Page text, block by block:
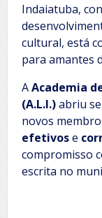
Indaiatuba,
cultural, está
para amantes
AAcademia
(A.L.I.)abriu
novos
efetivose
compromisso
escrita no